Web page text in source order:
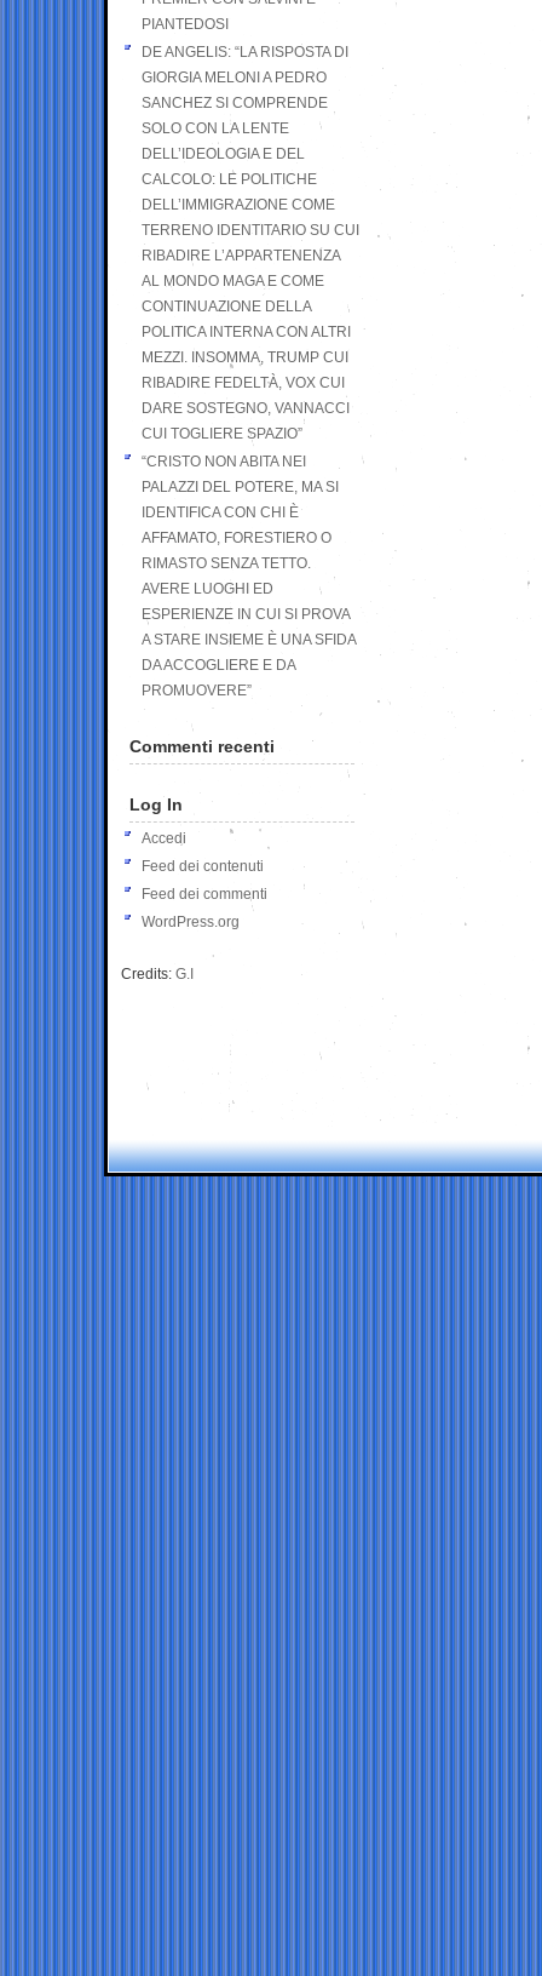
PIANTEDOSI
DE ANGELIS: “LA RISPOSTA DI
GIORGIA MELONI A PEDRO
SANCHEZ SI COMPRENDE
SOLO CON LA LENTE
DELL’IDEOLOGIA E DEL
CALCOLO: LE POLITICHE
DELL’IMMIGRAZIONE COME
TERRENO IDENTITARIO SU CUI
RIBADIRE L’APPARTENENZA
AL MONDO MAGA E COME
CONTINUAZIONE DELLA
POLITICA INTERNA CON ALTRI
MEZZI. INSOMMA, TRUMP CUI
RIBADIRE FEDELTÀ, VOX CUI
DARE SOSTEGNO, VANNACCI
CUI TOGLIERE SPAZIO”
“CRISTO NON ABITA NEI
PALAZZI DEL POTERE, MA SI
IDENTIFICA CON CHI È
AFFAMATO, FORESTIERO O
RIMASTO SENZA TETTO.
AVERE LUOGHI ED
ESPERIENZE IN CUI SI PROVA
A STARE INSIEME È UNA SFIDA
DA ACCOGLIERE E DA
PROMUOVERE”
Commenti recenti
Log In
Accedi
Feed dei contenuti
Feed dei commenti
WordPress.org
Credits: G.I